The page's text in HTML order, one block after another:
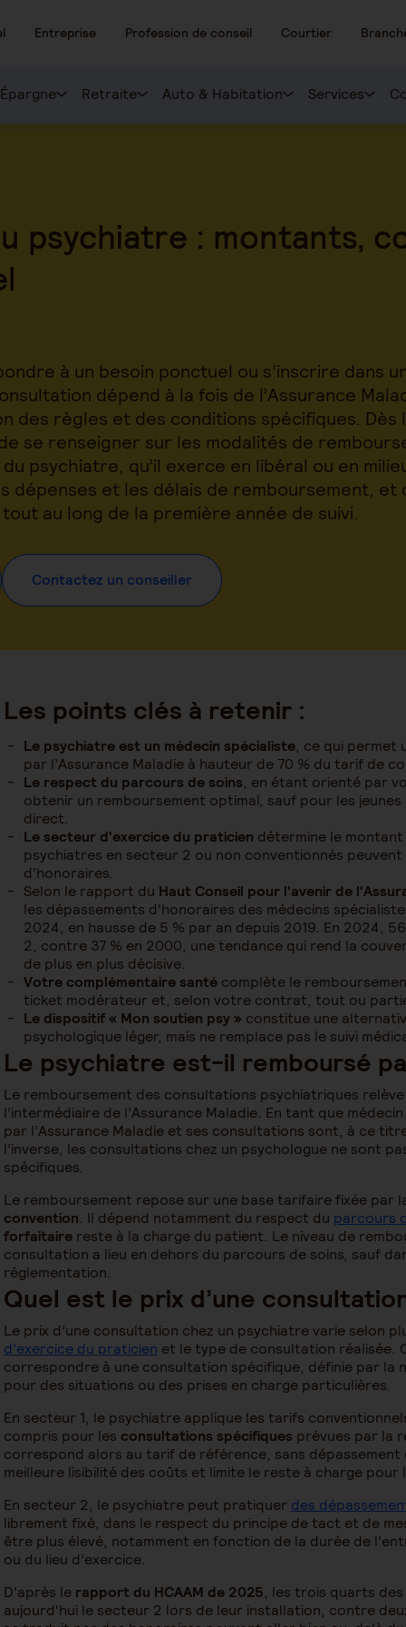
Entreprise Profession de conseil Courtier
Épargne Retraite Auto & Habitation Services
psychiatre : montants,
à un besoin ponctuel ou s’inscrire dans
dépend à la fois de l’Assurance
des règles et des conditions spécifiques. Dès
se renseigner sur les modalités de
psychiatre, qu’il exerce en libéral ou en
dépenses et les délais de remboursement, et
au long de la première année de suivi.
Contactez un conseiller
Les points clés à retenir :
Le psychiatre est un médecin spécialiste, ce qui permet
par l’Assurance Maladie à hauteur de 70 % du tarif de
Le respect du parcours de soins, en étant orienté par
obtenir un remboursement optimal, sauf pour les
direct.
Le secteur d'exercice du praticien détermine le
psychiatres en secteur 2 ou non conventionnés
d'honoraires.
Selon le rapport du Haut Conseil pour l'avenir de
les dépassements d'honoraires des médecins
2024, en hausse de 5 % par an depuis 2019. En 2024,
2, contre 37 % en 2000, une tendance qui rend la
de plus en plus décisive.
Votre complémentaire santé complète le
ticket modérateur et, selon votre contrat, tout ou
Le dispositif « Mon soutien psy » constitue une
psychologique léger, mais ne remplace pas le suivi
Le psychiatre est-il remboursé
Le remboursement des consultations psychiatriques
l’intermédiaire de l’Assurance Maladie. En tant que
par l’Assurance Maladie et ses consultations sont, à ce
l’inverse, les consultations chez un psychologue ne sont
spécifiques.
Le remboursement repose sur une base tarifaire fixée par
convention. Il dépend notamment du respect du parcours
forfaitaire reste à la charge du patient. Le niveau de
consultation a lieu en dehors du parcours de soins, sauf
réglementation.
Quel est le prix d’une
Le prix d’une consultation chez un psychiatre varie selon
d’exercice du praticien et le type de consultation réalisée.
correspondre à une consultation spécifique, définie par la
pour des situations ou des prises en charge particulières.
En secteur 1, le psychiatre applique les tarifs
compris pour les consultations spécifiques prévues par la
correspond alors au tarif de référence, sans dépassement
meilleure lisibilité des coûts et limite le reste à charge pour
En secteur 2, le psychiatre peut pratiquer des
librement fixé, dans le respect du principe de tact et de
être plus élevé, notamment en fonction de la durée de
ou du lieu d’exercice.
D'après le rapport du HCAAM de 2025, les trois quarts
aujourd'hui le secteur 2 lors de leur installation, contre